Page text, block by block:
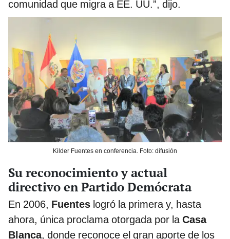
comunidad que migra a EE. UU.”, dijo.
Kilder Fuentes en conferencia. Foto: difusión
Su reconocimiento y actual
directivo en Partido Demócrata
En 2006, Fuentes logró la primera y, hasta
ahora, única proclama otorgada por laCasa
Blanca, donde reconoce el gran aporte de los